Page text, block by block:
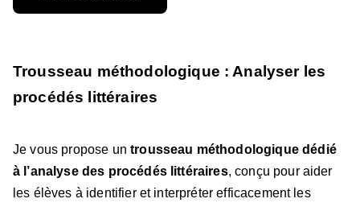
Trousseau méthodologique : Analyser les
procédés littéraires
Je vous propose untrousseau méthodologique dédié
à l’analyse des procédés littéraires, conçu pour aider
les élèves à identifier et interpréter efficacement les